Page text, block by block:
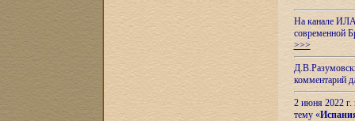
На канале ИЛА
современной
>>>
комментарий
2 июня 2022 г.
тему «